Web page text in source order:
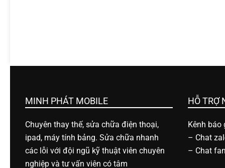
t
h
o
ạ
MINH PHÁT MOBILE
Chuyên thay thế, sửa chữa điện thoại,
ipad, máy tính bảng. Sửa chữa nhanh
các lỗi với đội ngũ kỹ thuật viên chuyên
nghiệp và tư vấn viên có tâm
HỖ TRỢ
Kênh báo
– Chat
– Chat